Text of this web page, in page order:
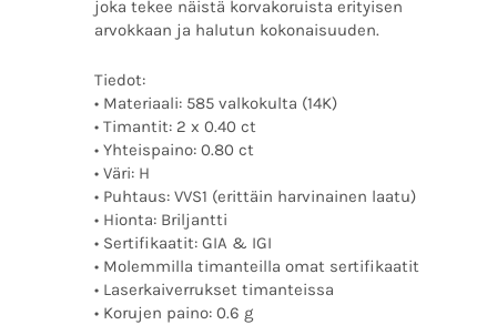
joka tekee näistä korvakoruista erityisen
arvokkaan ja halutun kokonaisuuden.
Tiedot:
• Materiaali: 585 valkokulta (14K)
• Timantit: 2 x 0.40 ct
• Yhteispaino: 0.80 ct
• Väri: H
• Puhtaus: VVS1 (erittäin harvinainen laatu)
• Hionta: Briljantti
• Sertifikaatit: GIA & IGI
• Molemmilla timanteilla omat sertifikaatit
• Laserkaiverrukset timanteissa
• Korujen paino: 0.6 g